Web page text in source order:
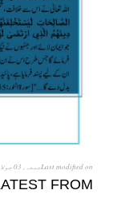
Last modified onجمعہ, 03 جولائی 2026 13:40
FROM